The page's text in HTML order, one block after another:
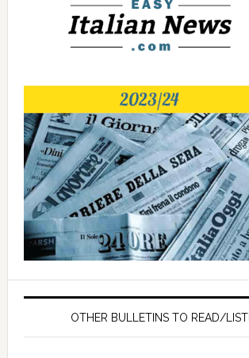
OTHER BULLETINS TO READ/